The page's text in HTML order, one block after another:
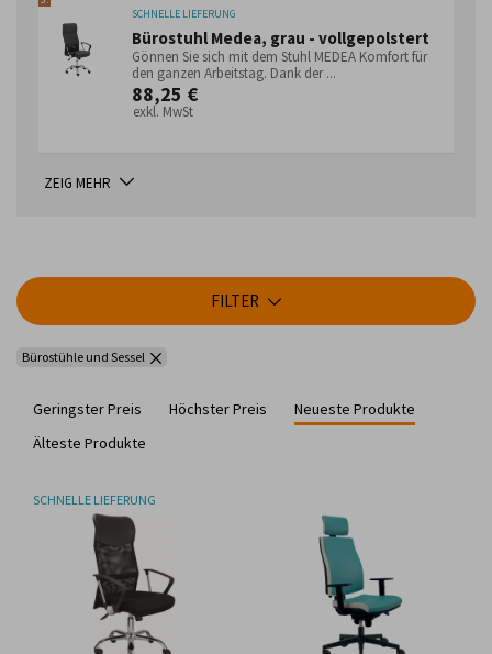
SCHNELLE LIEFERUNG
Bürostuhl Medea, grau - vollgepolstert
Gönnen Sie sich mit dem Stuhl MEDEA Komfort für
den ganzen Arbeitstag. Dank der ...
88,25 €
exkl. MwSt
ZEIG MEHR
FILTER
Bürostühle und Sessel
Geringster Preis Höchster Preis
Neueste Produkte
Älteste Produkte
SCHNELLE LIEFERUNG